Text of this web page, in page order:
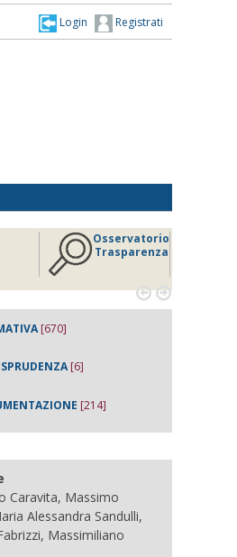
Registrati
Login
Osservatorio
Trasparenza
 
[670]
[6]
[214]
Caravita, Massimo
Alessandra Sandulli,
Massimiliano